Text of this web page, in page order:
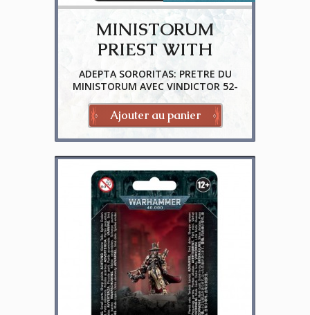
MINISTORUM
PRIEST WITH
VINDICTOR
ADEPTA SORORITAS: PRETRE DU
MINISTORUM AVEC VINDICTOR 52-
51
Ajouter au panier